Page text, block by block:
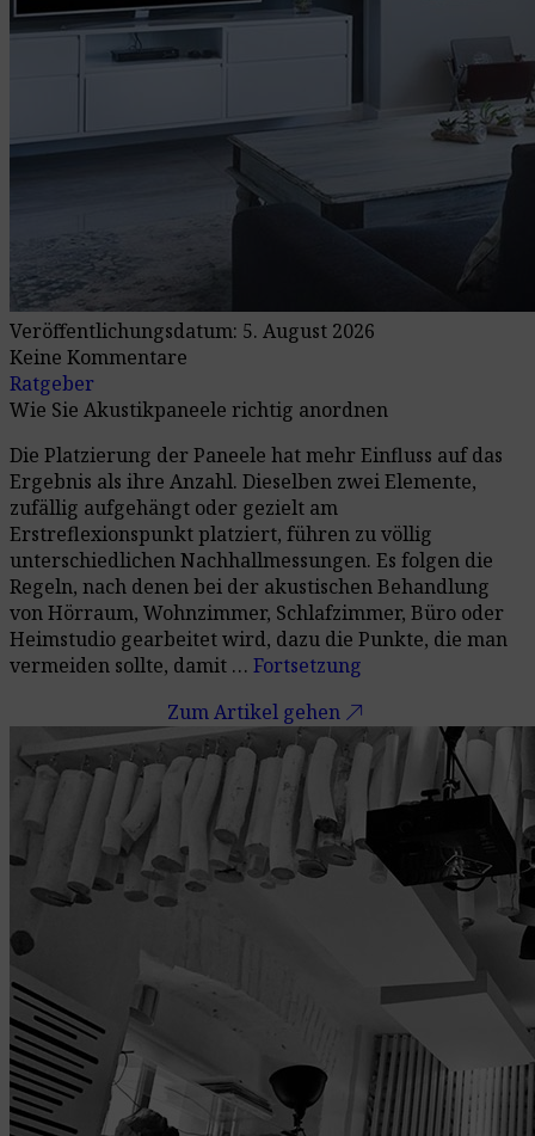
Veröffentlichungsdatum: 5. August 2026
Keine Kommentare
Ratgeber
Wie Sie Akustikpaneele richtig anordnen
Die Platzierung der Paneele hat mehr Einfluss auf das
Ergebnis als ihre Anzahl. Dieselben zwei Elemente,
zufällig aufgehängt oder gezielt am
Erstreflexionspunkt platziert, führen zu völlig
unterschiedlichen Nachhallmessungen. Es folgen die
Regeln, nach denen bei der akustischen Behandlung
von Hörraum, Wohnzimmer, Schlafzimmer, Büro oder
Heimstudio gearbeitet wird, dazu die Punkte, die man
vermeiden sollte, damit … Fortsetzung
Zum Artikel gehencall_made